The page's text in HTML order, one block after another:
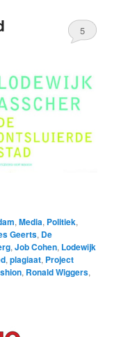
5
,Media, Politiek,
Geerts, De
,Job Cohen, Lodewijk
,plagiaat, Project
, Ronald Wiggers,